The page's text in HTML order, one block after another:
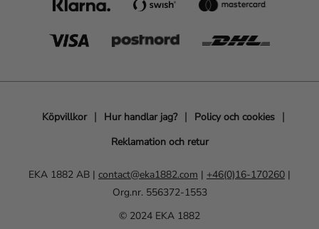
Köpvillkor Hur handlar jag?
Policy och cookies
Reklamation och retur
EKA 1882 AB | contact@eka1882.com | +46(0)16-170260 |
Org.nr. 556372-1553
© 2024 EKA 1882